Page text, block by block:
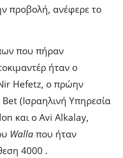
προβολή, ανέφερε το
που πήραν
ήταν ο
Hefetz, ο πρώην
(Ισραηλινή Υπηρεσία
και ο Avi Alkalay,
Wallaπου ήταν
4000 .